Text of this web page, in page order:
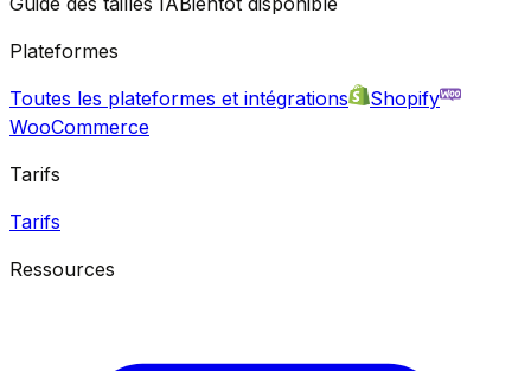
Plateformes
Toutes les plateformes et intégrations
Shopify
WooCommerce
Tarifs
Tarifs
Ressources